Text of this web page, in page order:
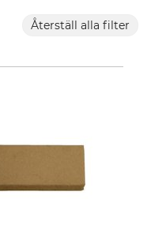
Återställ alla filter